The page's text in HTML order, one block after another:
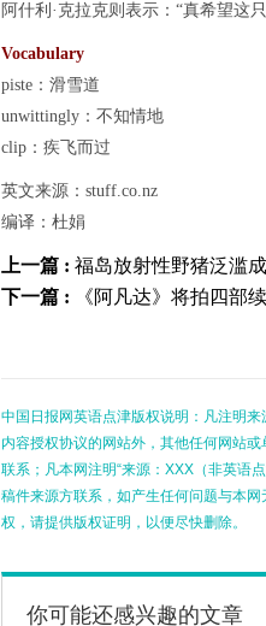
阿什利·克拉克则表示：“真希望这
Vocabulary
piste：滑雪道
unwittingly：不知情地
clip：疾飞而过
英文来源：stuff.co.nz
编译：杜娟
上一篇 : 福岛放射性野猪泛滥
下一篇 :
《阿凡达》将拍四部
中国日报网英语点津版权说明：凡注明
内容授权协议的网站外，其他任何网站
联系；凡本网注明“来源：XXX（非英语
稿件来源方联系，如产生任何问题与本
权，请提供版权证明，以便尽快删除。
你可能还感兴趣的文章